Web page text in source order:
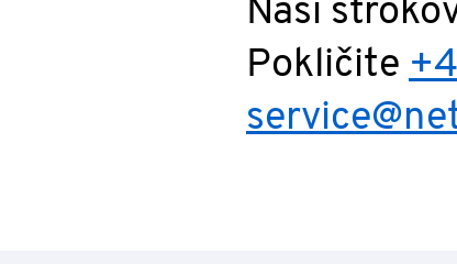
Naši
Pokličite